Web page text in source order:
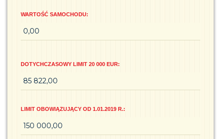
M
WARTOŚĆ SAMOCHODU:
DOTYCHCZASOWY LIMIT 20 000 EUR:
LIMIT OBOWIĄZUJĄCY OD 1.01.2019 R.: